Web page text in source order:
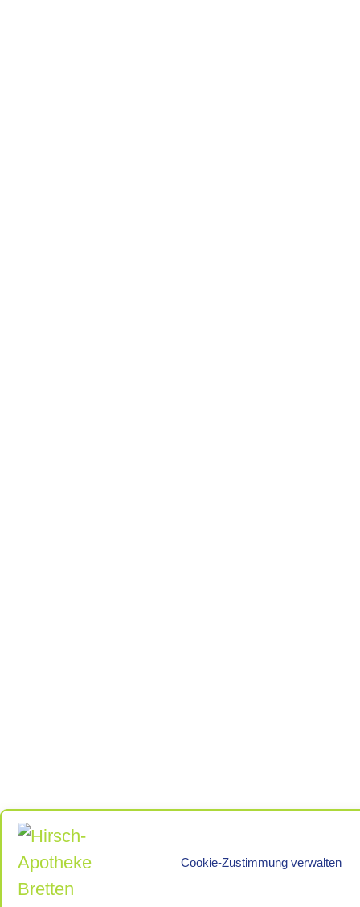
Cookie-Zustimmung verwalten